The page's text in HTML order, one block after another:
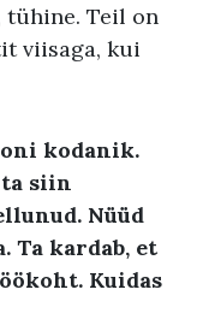
tühine. Teil on
viisaga, kui
kodanik.
ta siin
Nüüd
Ta kardab, et
Kuidas